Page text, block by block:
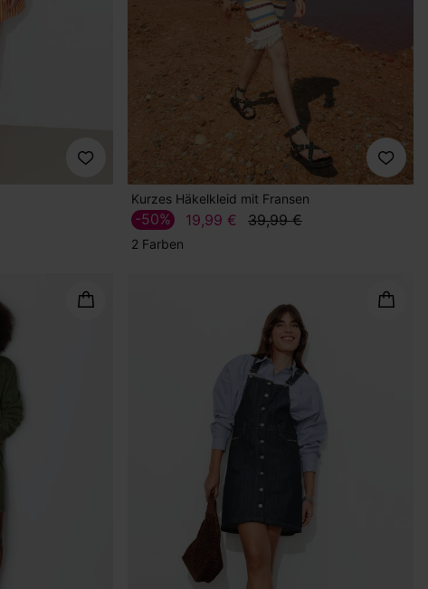
Kurzes Häkelkleid mit Fransen
19,99 € 39,99 €
-50%
2 Farben